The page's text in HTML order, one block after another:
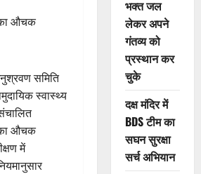
औचक
समिति
स्वास्थ्य
औचक
में
भक्त जल
लेकर अपने
गंतव्य को
प्रस्थान कर
चुके
दक्ष मंदिर में
BDS टीम का
सघन सुरक्षा
सर्च अभियान